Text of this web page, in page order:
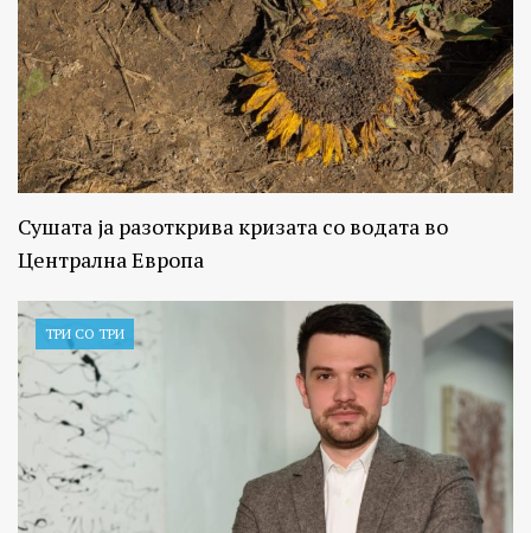
Сушата ја разоткрива кризата со водата во
Централна Европа
ТРИ СО ТРИ